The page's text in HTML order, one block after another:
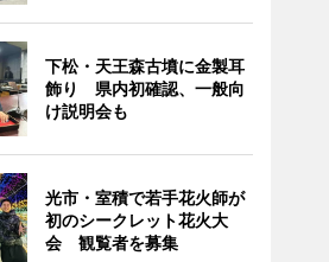
下松・天王森古墳に金製耳
飾り 県内初確認、一般向
け説明会も
光市・室積で若手花火師が
初のシークレット花火大
会 観覧者を募集